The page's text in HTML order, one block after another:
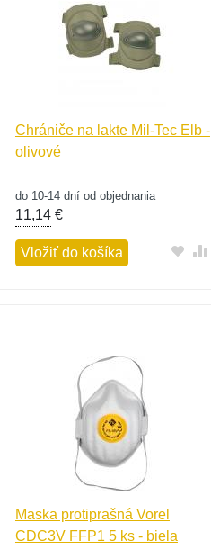
Chrániče na lakte Mil-Tec Elb -
olivové
do 10-14 dní od objednania
11,14€
Vložiť do košíka
Maska protiprašná Vorel
CDC3V FFP1 5 ks - biela